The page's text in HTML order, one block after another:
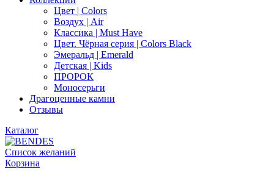
Цвет | Colors
Воздух | Air
Классика | Must Have
Цвет. Чёрная серия | Colors Black
Эмеральд | Emerald
Детская | Kids
ПРОРОК
Моносерьги
Драгоценные камни
Отзывы
Каталог
Список желаний
Корзина